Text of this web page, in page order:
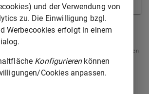
© Europäische Union 1998-2021
ARTIKEL 8
Bildschirm links oder rechts zur Navigation zwischen
Normen.
und der Verwendung von
zu. Die Einwilligung bzgl.
Werbecookies erfolgt in einem
Konfigurierenkönnen
Cookies anpassen.